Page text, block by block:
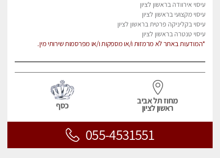
עיסוי אירוודה בראשון לציון
עיסוי מקצועי בראשון לציון
עיסוי בקליניקה פרטית בראשון לציון
עיסוי טנטרה בראשון לציון
*המודעות באתר לא מרמזות ו/או מספקות ו/או מפרסמות שירותי מין.
מחוז תל אביב
ראשון לציון כסף
055-4531551